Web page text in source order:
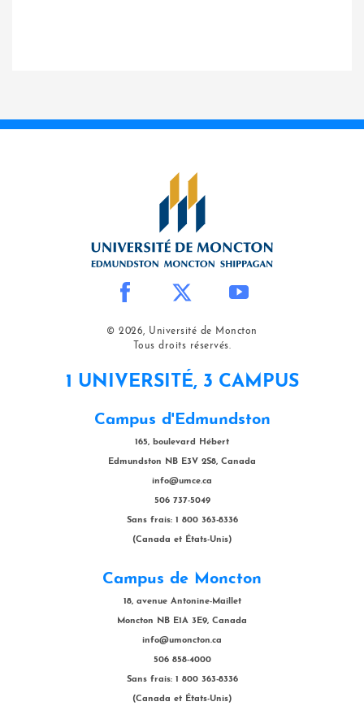
© 2026, Université de Moncton
Tous droits réservés.
1 UNIVERSITÉ, 3 CAMPUS
Campus d'Edmundston
165, boulevard Hébert
Edmundston NB E3V 2S8, Canada
info@umce.ca
506 737-5049
Sans frais: 1 800 363-8336
(Canada et États-Unis)
Campus de Moncton
18, avenue Antonine-Maillet
Moncton NB E1A 3E9, Canada
info@umoncton.ca
506 858-4000
Sans frais: 1 800 363-8336
(Canada et États-Unis)